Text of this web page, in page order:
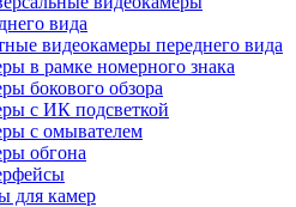
вида
видеокамеры переднего вида
в рамке номерного знака
бокового обзора
с ИК подсветкой
с омывателем
обгона
для камер